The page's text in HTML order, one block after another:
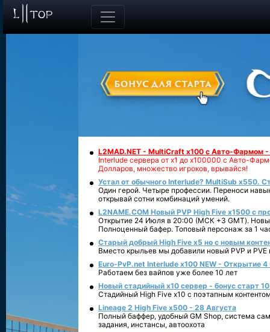
L2MAD.NET - MultiCraft x100 с Авто-Фармом
Interlude сервера от х1 до х100000 с Авто-
Долларов, множество игроков, врывайся!
Устал от обычного Interlude? MultiSub x550.
Один герой. Четыре профессии. Переноси
открывай сотни комбинаций умений.
L2NAME.COM Новый PVP High Five x1500 с
Открытие 24 Июля в 20:00 (МСК +3 GMT).
Полноценный бафер. Топовый персонаж за 1
Старый добрый High Five x5 но с новым
Вместо крыльев мы добавили новый PVP и PVE
Euro-PvP.net Interlude х100 NEW - Открытие 4
Работаем без вайпов уже более 10 лет
Новый стадийный х10 сервер - бонус старт
Стадийный High Five x10 с поэтапным
Lineage 2 High Five x500 - 28 Августа
Полный баффер, удобный GM Shop, система
задания, инстансы, автоохота